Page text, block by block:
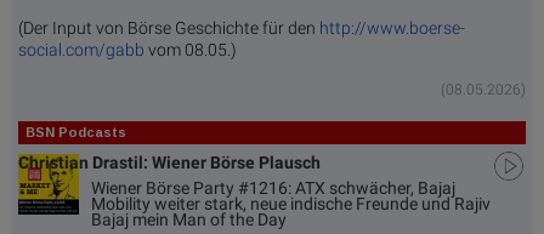
(Der Input von Börse Geschichte für den http://www.boerse-
social.com/gabb vom 08.05.)
(08.05.2026)
BSN Podcasts
Christian Drastil: Wiener Börse Plausch
Wiener Börse Party #1216: ATX schwächer, Bajaj
Mobility weiter stark, neue indische Freunde und Rajiv
Bajaj mein Man of the Day